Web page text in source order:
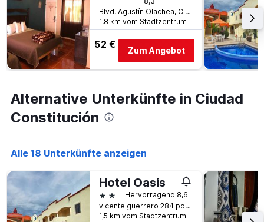
1
Y-
Achse,
die
den
durchschnittlichen
diesem
anzeigt,
den
3
Tagen
gefunden
wurde.
Blvd. Agustín Olachea, Ciudad Constitución, Baja California Sur, Mexiko
1,8 km vom Stadtzentrum
52 €
Zum Angebot
Alternative Unterkünfte in Ciudad
Constitución
Alle 18 Unterkünfte anzeigen
Hotel Oasis
2 SterneHervorragend 8,6
vicente guerrero 284 poniente, Ciudad Constitución, Baja California Sur, Mexiko
1,5 km vom Stadtzentrum